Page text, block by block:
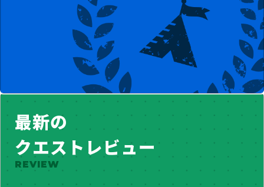
最新の
クエストレビュー
REVIEW